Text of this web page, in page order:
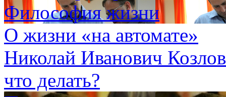
Философия жизни
О жизни «на автомате»
Николай Иванович
что делать?